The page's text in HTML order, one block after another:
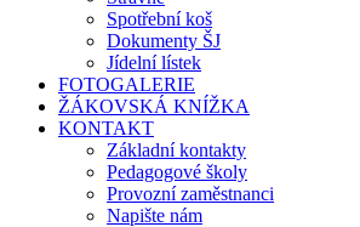
Spotřební koš
Dokumenty ŠJ
Jídelní lístek
FOTOGALERIE
ŽÁKOVSKÁ KNÍŽKA
KONTAKT
Základní kontakty
Pedagogové školy
Provozní zaměstnanci
Napište nám